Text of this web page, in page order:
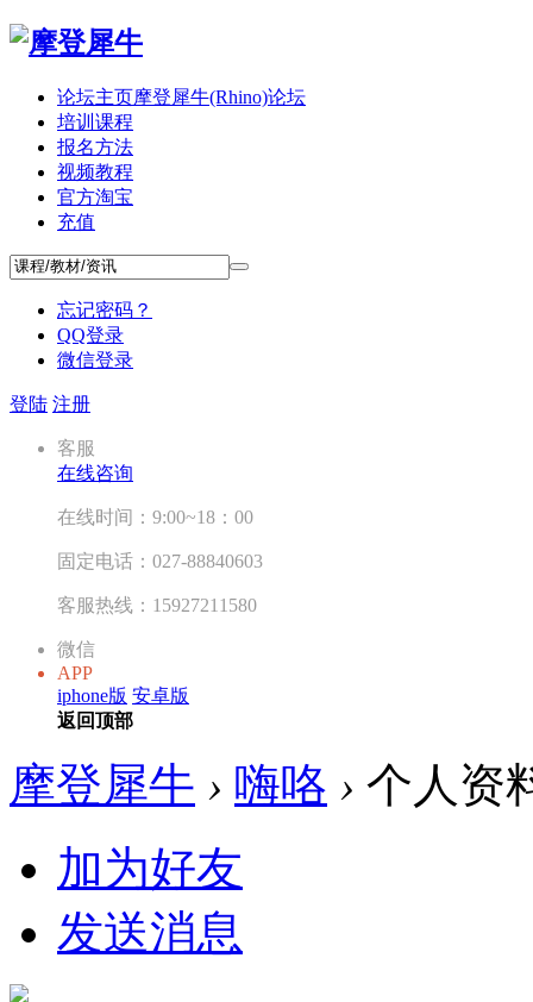
论坛主页摩登犀牛(Rhino)论坛
培训课程
报名方法
视频教程
官方淘宝
充值
忘记密码？
QQ登录
微信登录
登陆 注册
客服
在线咨询
在线时间：9:00~18：00
固定电话：027-88840603
客服热线：15927211580
微信
APP
iphone版 安卓版
返回顶部
摩登犀牛 › 嗨咯 › 个人资
加为好友
发送消息